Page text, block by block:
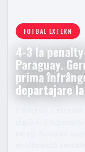
FOTBAL EXTERN
4-3 la
Paraguay.
prima
departajare